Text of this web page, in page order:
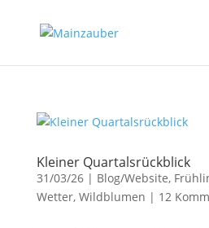
Kleiner Quartalsrückblick
31/03/26| Blog/Website,
Wetter, Wildblumen | 12